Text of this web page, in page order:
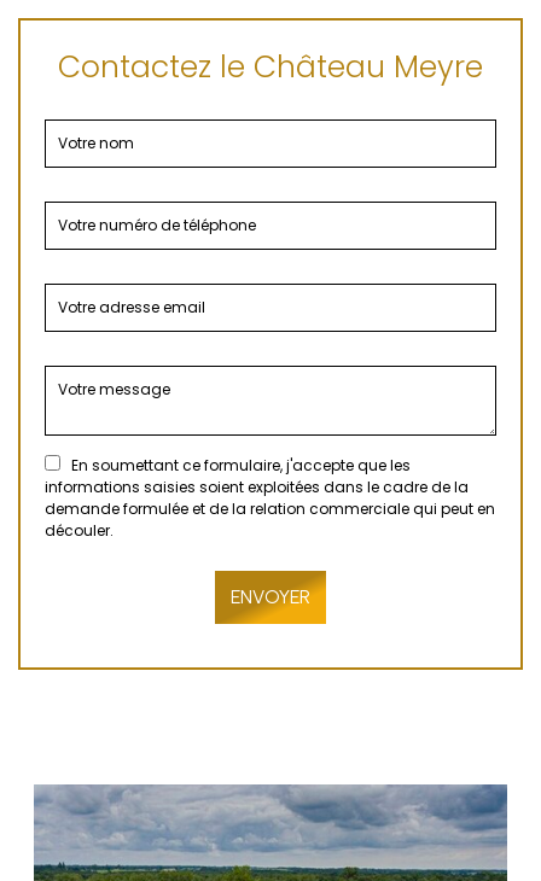
Contactez le Château Meyre
En soumettant ce formulaire, j'accepte que les
informations saisies soient exploitées dans le cadre de la
demande formulée et de la relation commerciale qui peut en
découler.